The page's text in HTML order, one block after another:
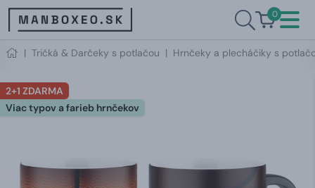
0
| Tričká & Darčeky s potlačou | Hrnčeky a plecháčiky s
2+1 ZDARMA
Viac typov a farieb hrnčekov